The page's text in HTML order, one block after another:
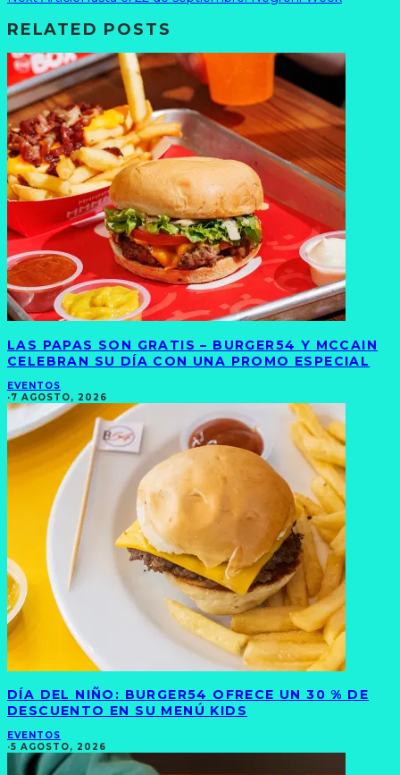
RELATED POSTS
LAS PAPAS SON GRATIS – BURGER54 Y MCCAIN
CELEBRAN SU DÍA CON UNA PROMO ESPECIAL
EVENTOS
·7 AGOSTO, 2026
DÍA DEL NIÑO: BURGER54 OFRECE UN 30 % DE
DESCUENTO EN SU MENÚ KIDS
EVENTOS
·5 AGOSTO, 2026